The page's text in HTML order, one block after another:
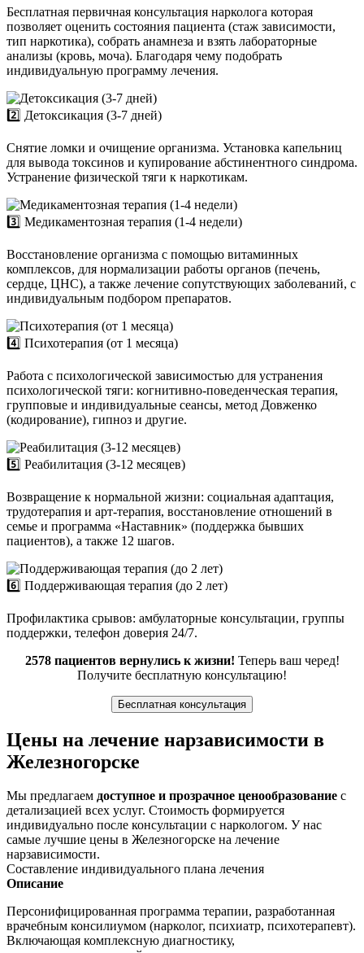
Бесплатная первичная консультация нарколога которая
позволяет оценить состояния пациента (стаж зависимости,
тип наркотика), собрать анамнеза и взять лабораторные
анализы (кровь, моча). Благодаря чему подобрать
индивидуальную программу лечения.
2️⃣ Детоксикация (3-7 дней)
Снятие ломки и очищение организма. Установка капельниц
для вывода токсинов и купирование абстинентного синдрома.
Устранение физической тяги к наркотикам.
3️⃣ Медикаментозная терапия (1-4 недели)
Восстановление организма с помощью витаминных
комплексов, для нормализации работы органов (печень,
сердце, ЦНС), а также лечение сопутствующих заболеваний, с
индивидуальным подбором препаратов.
4️⃣ Психотерапия (от 1 месяца)
Работа с психологической зависимостью для устранения
психологической тяги: когнитивно-поведенческая терапия,
групповые и индивидуальные сеансы, метод Довженко
(кодирование), гипноз и другие.
5️⃣ Реабилитация (3-12 месяцев)
Возвращение к нормальной жизни: социальная адаптация,
трудотерапия и арт-терапия, восстановление отношений в
семье и программа «Наставник» (поддержка бывших
пациентов), а также 12 шагов.
6️⃣ Поддерживающая терапия (до 2 лет)
Профилактика срывов: амбулаторные консультации, группы
поддержки, телефон доверия 24/7.
2578 пациентов вернулись к жизни! Теперь ваш черед!
Получите бесплатную консультацию!
Бесплатная консультация
Цены на лечение нарзависимости в
Железногорске
Мы предлагаем доступное и прозрачное ценообразование с
детализацией всех услуг. Стоимость формируется
индивидуально после консультации с наркологом. У нас
самые лучшие цены в Железногорске на лечение
нарзависимости.
Составление индивидуального плана лечения
Описание
Персонифицированная программа терапии, разработанная
врачебным консилиумом (нарколог, психиатр, психотерапевт).
Включающая комплексную диагностику,